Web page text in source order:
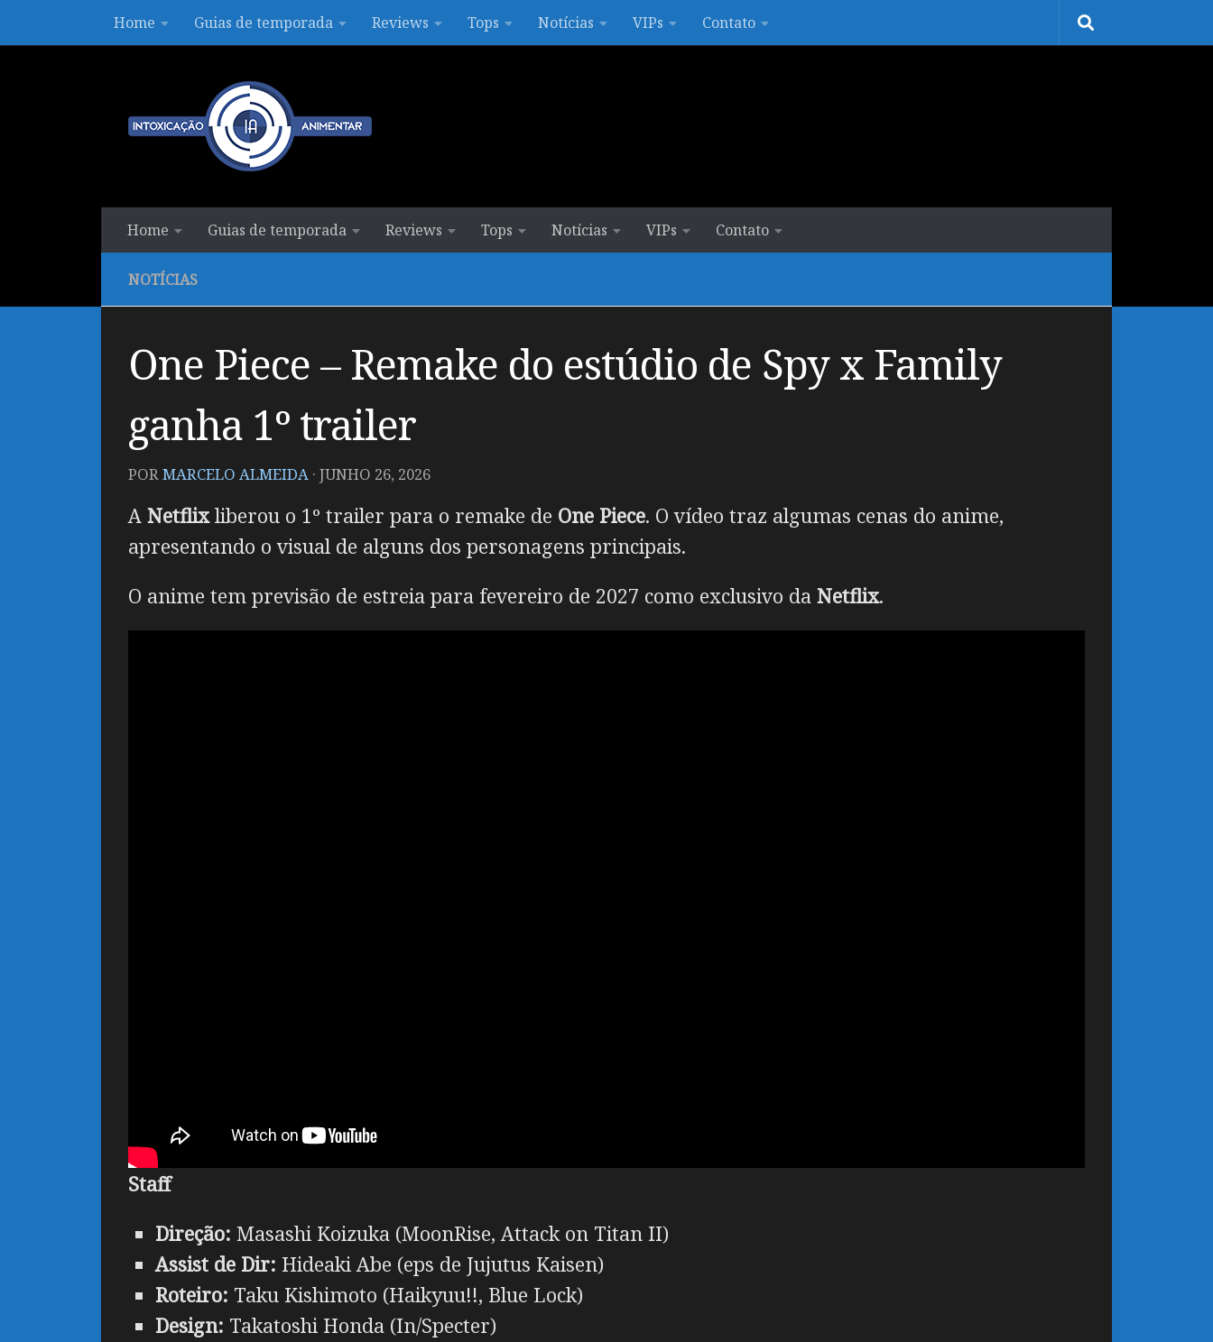
Skip to contentHome Guias de temporada Reviews Tops Notícias VIPs Contato
Home Guias de temporada Reviews Tops Notícias VIPs Contato
NOTÍCIAS
One Piece – Remake do estúdio de Spy x Family
ganha 1º trailer
PORMARCELO ALMEIDA · JUNHO 26, 2026
A Netflixliberou o 1º trailer para o remake de One Piece. O vídeo traz algumas cenas do anime,
apresentando o visual de alguns dos personagens principais.
O anime tem previsão de estreia para fevereiro de 2027 como exclusivo da Netflix.
Staff
Direção: Masashi Koizuka (MoonRise, Attack on Titan II)
Assist de Dir: Hideaki Abe (eps de Jujutus Kaisen)
Roteiro: Taku Kishimoto (Haikyuu!!, Blue Lock)
Design: Takatoshi Honda (In/Specter)